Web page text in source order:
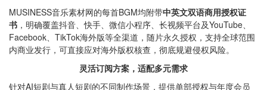
MUSINESS音乐素材网的每首BGM均附带中英文双语商用授权证
书 ，明确覆盖抖音、快手、微信小程序、长视频平台及YouTube、
Facebook、TikTok海外版等全渠道，随片永久授权，支持全球范围
内商业发行，可直接应对海外版权核查，彻底规避侵权风险。
灵活订阅方案，适配多元需求
针对AI短剧与真人短剧的不同制作场景，提供单部授权与年度会员